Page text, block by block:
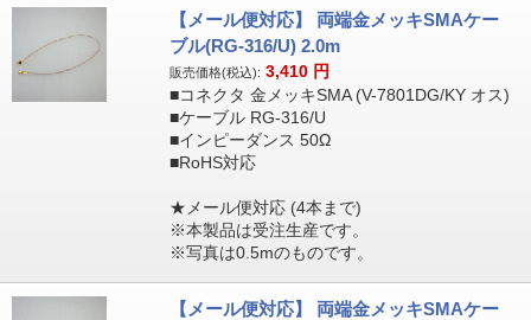
【メール便対応】 両端金メッキSMAケー
ブル(RG-316/U) 2.0m
販売価格(税込): 3,410 円
■コネクタ 金メッキSMA (V-7801DG/KY オス)
■ケーブル RG-316/U
■インピーダンス 50Ω
■RoHS対応
★メール便対応 (4本まで)
※本製品は受注生産です。
※写真は0.5mのものです。
【メール便対応】 両端金メッキSMAケー